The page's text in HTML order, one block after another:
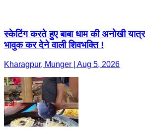
स्केटिंग करते हुए बाबा धाम की अनोखी
भावुक कर देने वाली शिवभक्ति !
Kharagpur, Munger | Aug 5, 2026